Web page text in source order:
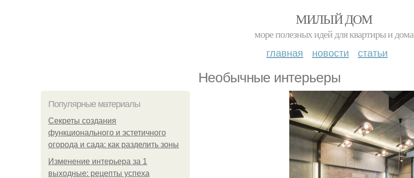
МИЛЫЙ ДОМ
море полезных идей для квартиры и дома
главная новости статьи
Необычные интерьеры
Популярные материалы
Секреты создания
функционального и эстетичного
огорода и сада: как разделить зоны
Изменение интерьера за 1
выходные: рецепты успеха